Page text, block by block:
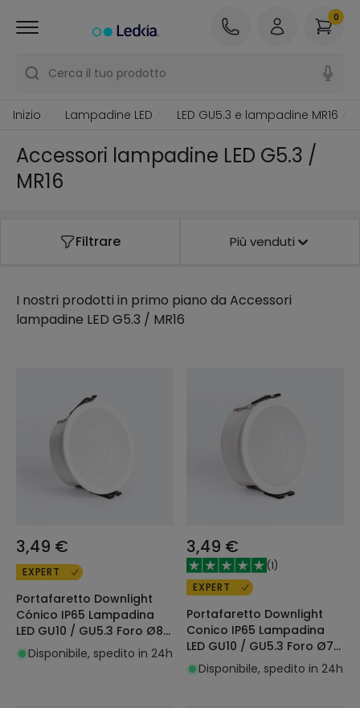
Cerca il tuo prodotto
0
Inizio Lampadine LED LED GU5.3 e lampadine MR16
Accessori lampadine LED G5.3 /
MR16
Filtrare Più venduti
I nostri prodotti in primo piano da Accessori
lampadine LED G5.3 / MR16
3,49 €
EXPERT
Portafaretto Downlight
Cónico IP65 Lampadina
LED GU10 / GU5.3 Foro Ø85
mmDisponibile, spedito in 24h
3,49 €
(1)
EXPERT
Portafaretto Downlight
Conico IP65 Lampadina
LED GU10 / GU5.3 Foro Ø75
mmDisponibile, spedito in 24h